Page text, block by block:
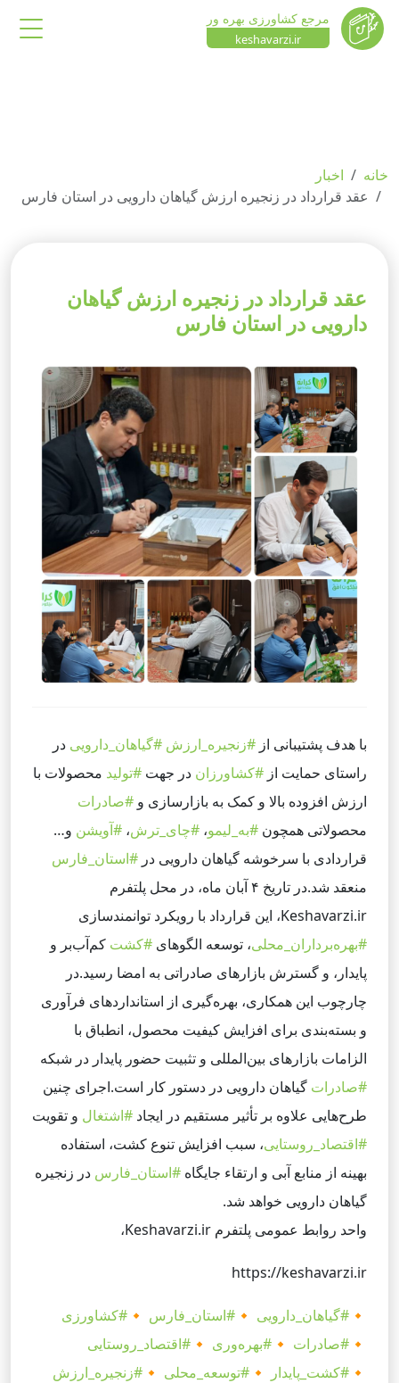
مرجع کشاورزی بهره ور
keshavarzi.ir
خانه
اخبار
عقد قرارداد در زنجیره ارزش گیاهان دارویی در استان فارس
عقد قرارداد در زنجیره ارزش گیاهان
دارویی در استان فارس
با هدف پشتیبانی از #زنجیره_ارزش #گیاهان_دارویی در
راستای حمایت از #کشاورزان در جهت #تولید محصولات با
ارزش افزوده بالا و کمک به بازارسازی و #صادرات
محصولاتی همچون #به_لیمو، #چای_ترش، #آویشن و…
قراردادی با سرخوشه گیاهان دارویی در #استان_فارس
منعقد شد.در تاریخ ۴ آبان ماه، در محل
پلتفرم
Keshavarzi.ir، این قرارداد با رویکرد توانمندسازی
#بهره‌برداران_محلی، توسعه الگوهای #کشت کم‌آب‌بر و
پایدار، و گسترش بازارهای صادراتی به امضا رسید.در
چارچوب این همکاری، بهره‌گیری از استانداردهای فرآوری
و بسته‌بندی برای افزایش کیفیت محصول، انطباق با
الزامات بازارهای بین‌المللی و تثبیت حضور پایدار در شبکه
#صادرات گیاهان دارویی در دستور کار است.اجرای چنین
طرح‌هایی علاوه بر تأثیر مستقیم در ایجاد #اشتغال و تقویت
#اقتصاد_روستایی، سبب افزایش تنوع کشت، استفاده
بهینه از منابع آبی و ارتقاء جایگاه #استان_فارس در زنجیره
گیاهان دارویی خواهد شد.
واحد روابط عمومی پلتفرم Keshavarzi.ir،
https://keshavarzi.ir
🔸 #گیاهان_دارویی 🔸 #استان_فارس 🔸 #کشاورزی
🔸 #صادرات 🔸 #بهره‌وری 🔸 #اقتصاد_روستایی
🔸 #کشت_پایدار 🔸 #توسعه_محلی 🔸 #زنجیره_ارزش